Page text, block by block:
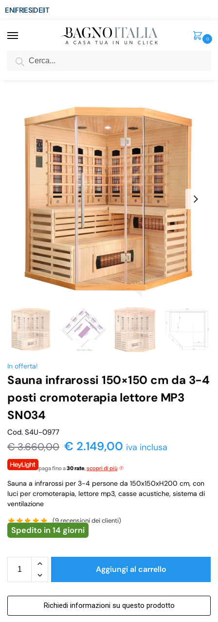
ENFRESDEIT
0
SCONTO del 3%
In offerta!
Sauna infrarossi 150×150 cm da 3-4
posti cromoterapia lettore MP3
SN034
Cod. S4U-0977
€3.660,00 € 2.149,00 iva inclusa
paga fino a30 rate, scopri di più
Sauna a infrarossi per 3-4 persone da 150x150xH200 cm, con
luci per cromoterapia, lettore mp3, casse acustiche, sistema di
ventilazione
(9recensioni dei clienti)
Spedito in 14 giorni
Aggiungi al carrello
Richiedi informazioni su questo prodotto